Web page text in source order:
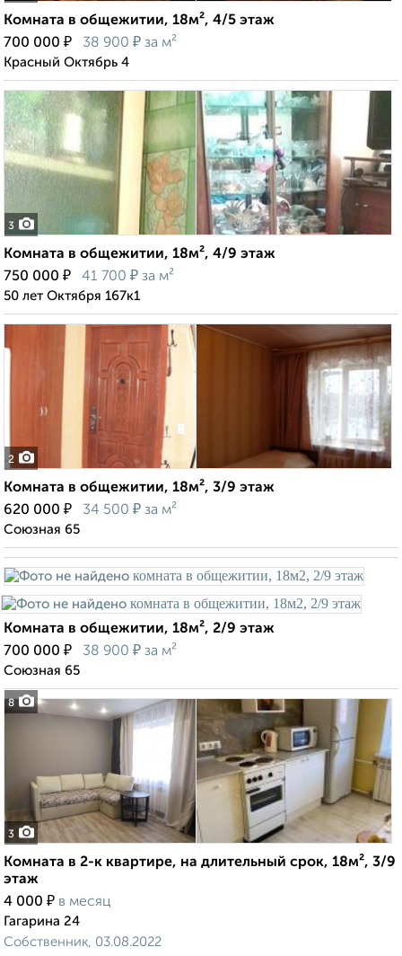
Комната в общежитии, 18м², 4/5 этаж
700 000 ₽ 38 900 ₽ за м²
Красный Октябрь 4
3
Комната в общежитии, 18м², 4/9 этаж
750 000 ₽ 41 700 ₽ за м²
50 лет Октября 167к1
2
Комната в общежитии, 18м², 3/9 этаж
620 000 ₽ 34 500 ₽ за м²
Союзная 65
8
Комната в общежитии, 18м², 2/9 этаж
700 000 ₽ 38 900 ₽ за м²
Союзная 65
3
Комната в 2-к квартире, на длительный срок, 18м², 3/9
этаж
4 000 ₽ в месяц
Гагарина 24
Собственник, 03.08.2022